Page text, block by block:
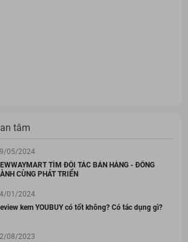
tâm
05/2024
TÌM ĐỐI TÁC BÁN HÀNG - ĐỒNG
CÙNG PHÁT TRIỂN
01/2024
kem YOUBUY có tốt không? Có tác dụng gì?
08/2023